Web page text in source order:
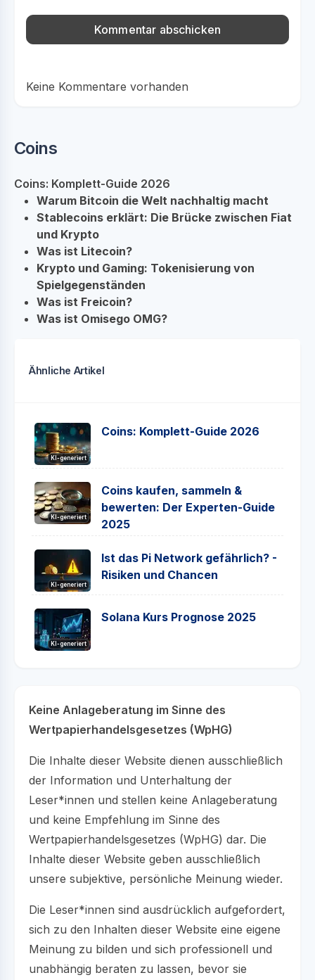
Keine Kommentare vorhanden
Coins
Coins: Komplett-Guide 2026
Warum Bitcoin die Welt nachhaltig macht
Stablecoins erklärt: Die Brücke zwischen Fiat
und Krypto
Was ist Litecoin?
Krypto und Gaming: Tokenisierung von
Spielgegenständen
Was ist Freicoin?
Was ist Omisego OMG?
Ähnliche Artikel
KI-generiert
Coins: Komplett-Guide 2026
KI-generiert
Coins kaufen, sammeln &
bewerten: Der Experten-Guide
2025
KI-generiert
Ist das Pi Network gefährlich? -
Risiken und Chancen
KI-generiert
Solana Kurs Prognose 2025
Keine Anlageberatung im Sinne des
Wertpapierhandelsgesetzes (WpHG)
Die Inhalte dieser Website dienen ausschließlich
der Information und Unterhaltung der
Leser*innen und stellen keine Anlageberatung
und keine Empfehlung im Sinne des
Wertpapierhandelsgesetzes (WpHG) dar. Die
Inhalte dieser Website geben ausschließlich
unsere subjektive, persönliche Meinung wieder.
Die Leser*innen sind ausdrücklich aufgefordert,
sich zu den Inhalten dieser Website eine eigene
Meinung zu bilden und sich professionell und
unabhängig beraten zu lassen, bevor sie